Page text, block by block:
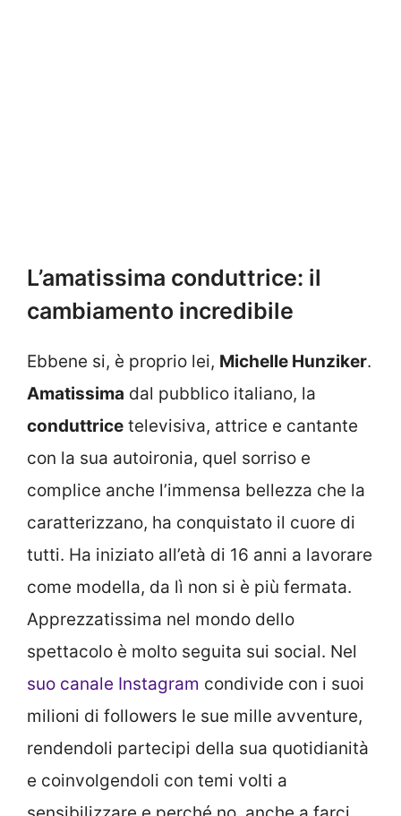
L’amatissima conduttrice: il
cambiamento incredibile
Ebbene si, è proprio lei, Michelle Hunziker.
Amatissima dal pubblico italiano, la
conduttrice televisiva, attrice e cantante
con la sua autoironia, quel sorriso e
complice anche l’immensa bellezza che la
caratterizzano, ha conquistato il cuore di
tutti. Ha iniziato all’età di 16 anni a lavorare
come modella, da lì non si è più fermata.
Apprezzatissima nel mondo dello
spettacolo è molto seguita sui social. Nel
suo canale Instagram condivide con i suoi
milioni di followers le sue mille avventure,
rendendoli partecipi della sua quotidianità
e coinvolgendoli con temi volti a